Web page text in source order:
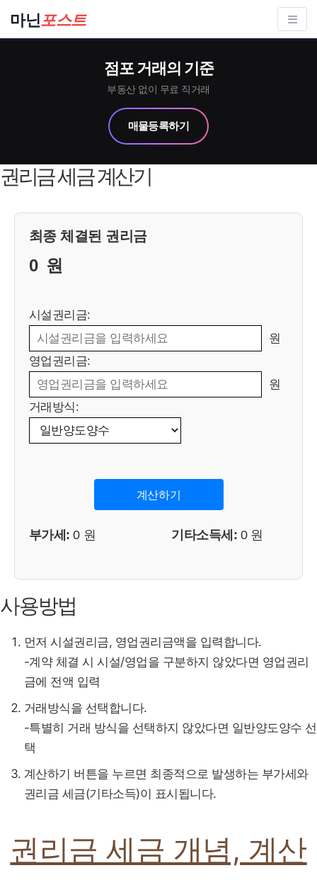
마닌포스트
점포 거래의 기준
부동산 없이 무료 직거래
매물등록하기
권리금 세금 계산기
최종 체결된 권리금
0 원
시설권리금:
원
영업권리금:
원
거래방식:
계산하기
부가세: 0 원 기타소득세: 0 원
사용방법
먼저 시설권리금, 영업권리금액을 입력합니다.
-계약 체결 시 시설/영업을 구분하지 않았다면 영업권리
금에 전액 입력
거래방식을 선택합니다.
-특별히 거래 방식을 선택하지 않았다면 일반양도양수 선
택
계산하기 버튼을 누르면 최종적으로 발생하는 부가세와
권리금 세금(기타소득)이 표시됩니다.
권리금 세금 개념, 계산